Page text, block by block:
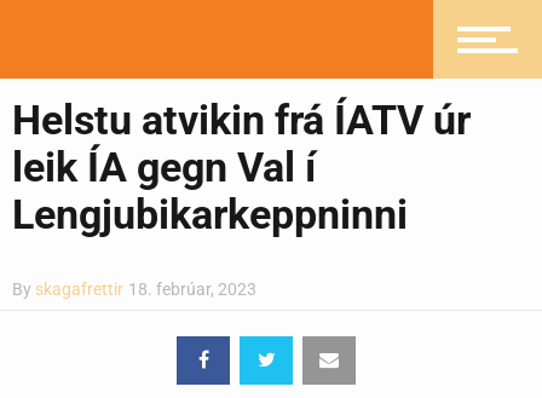
Ljósmyndasafn
Helstu atvikin frá ÍATV úr
leik ÍA gegn Val í
Lengjubikarkeppninni
By skagafrettir 18. febrúar, 2023